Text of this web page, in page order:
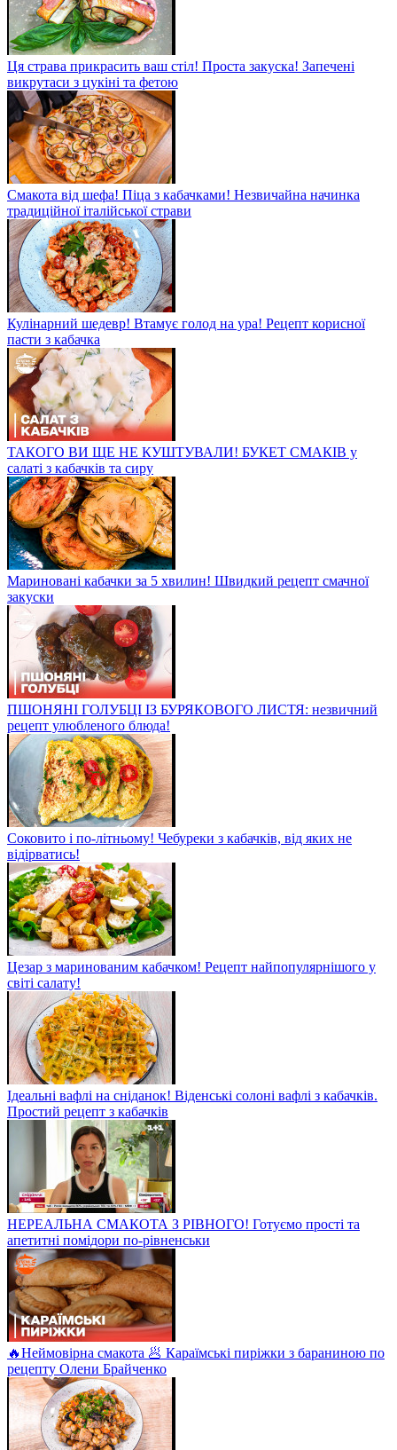
Ця страва прикрасить ваш стіл! Проста закуска! Запечені
викрутаси з цукіні та фетою
Смакота від шефа! Піца з кабачками! Незвичайна начинка
традиційної італійської страви
Кулінарний шедевр! Втамує голод на ура! Рецепт корисної
пасти з кабачка
ТАКОГО ВИ ЩЕ НЕ КУШТУВАЛИ! БУКЕТ СМАКІВ у
салаті з кабачків та сиру
Мариновані кабачки за 5 хвилин! Швидкий рецепт смачної
закуски
ПШОНЯНІ ГОЛУБЦІ ІЗ БУРЯКОВОГО ЛИСТЯ: незвичний
рецепт улюбленого блюда!
Соковито і по-літньому! Чебуреки з кабачків, від яких не
відірватись!
Цезар з маринованим кабачком! Рецепт найпопулярнішого у
світі салату!
Ідеальні вафлі на сніданок! Віденські солоні вафлі з кабачків.
Простий рецепт з кабачків
НЕРЕАЛЬНА СМАКОТА З РІВНОГО! Готуємо прості та
апетитні помідори по-рівненськи
🔥Неймовірна смакота 🥟 Караїмські пиріжки з бараниною по
рецепту Олени Брайченко